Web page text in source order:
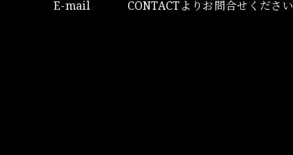
E-mail
CONTACTよりお問合せください